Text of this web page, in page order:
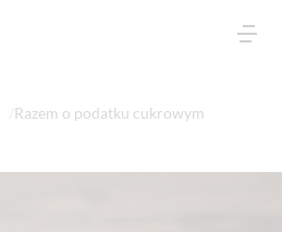
Razem o podatku cukrowym